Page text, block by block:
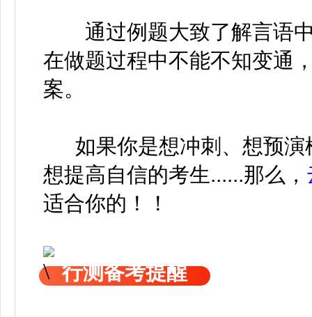
通过例题大致了解言语中
在做题过程中不能不知变通
案。
如果你是想冲刺、想预演
想提高自信的考生......那么，
适合你的！！
行测备考提醒